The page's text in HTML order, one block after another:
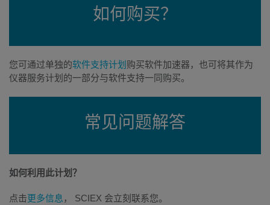
如何购买？
您可通过单独的软件支持计划 购买软件加速器，也可将其作为
仪器服务计划的一部分与软件支持一同购买。
常见问题解答
如何利用此计划？
点击更多信息 ， SCIEX 会立刻联系您。